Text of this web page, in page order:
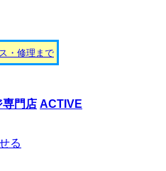
・修理まで
専門店 ACTIVE
る